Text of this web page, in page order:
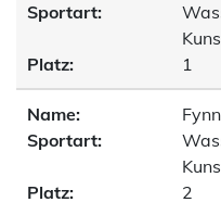
Sportart:
Platz:
1
Name:
Sportart:
Platz:
2